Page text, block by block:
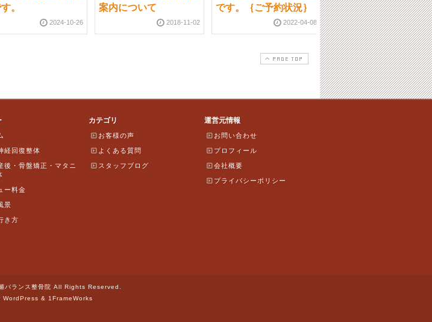
。
2024-10-26
案内について
2018-11-02
です。｛ご予約状況｝
2022-04-08
業です。
2024-06-
PAGE TOP
経回復整体
後・骨盤矯正・マタニ
ー料金
景
き方
カテゴリ
お客様の声
よくある質問
スタッフブログ
運営元情報
お問い合わせ
プロフィール
会社概要
プライバシーポリシー
ランス整骨院 All Rights Reserved.
WordPress & 1FrameWorks